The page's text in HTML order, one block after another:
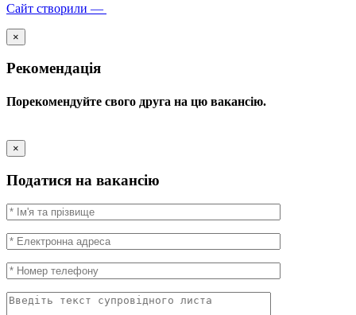
Сайт створили —
×
Рекомендація
Порекомендуйте свого друга на цю вакансію.
×
Податися на вакансію